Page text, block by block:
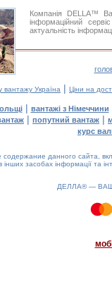
Компанія DELLA™
інформаційний
актуальність
вантажу Україна | Ціни на
| вантажі з Німеччини
| попутний вантаж |
курс
данного сайта,
засобах інформації та
ДЕЛЛА® —